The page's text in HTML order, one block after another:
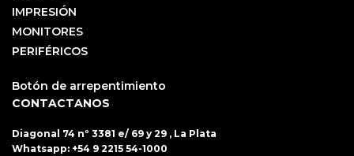
IMPRESIÓN
MONITORES
PERIFÉRICOS
Botón de arrepentimiento
CONTACTANOS
Diagonal 74 nº 3381 e/ 69 y 29 , La Plata
Whatsapp: +54 9 2215 54-1000